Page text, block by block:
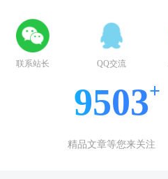
联系站长 QQ交流
9503
精品文章等您来关注